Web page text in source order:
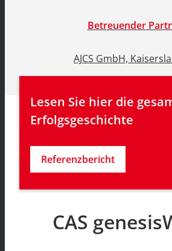
Betreuender
AJCS GmbH,
Lesen Sie hier die
Erfolgsgeschichte
Referenzbericht
CAS